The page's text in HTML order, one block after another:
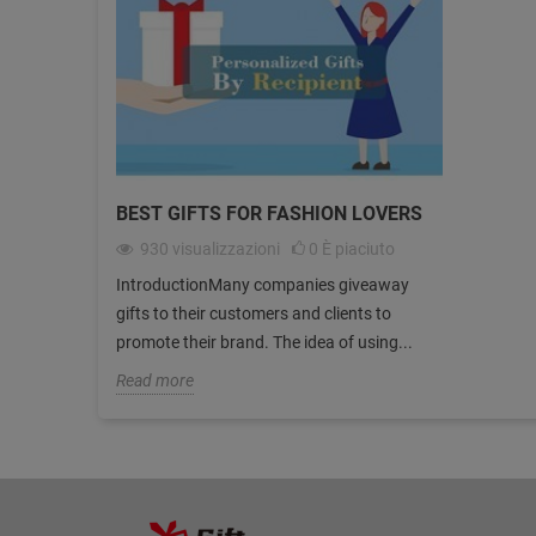
BEST GIFTS FOR FASHION LOVERS
930 visualizzazioni 0 È piaciuto
IntroductionMany companies giveaway
gifts to their customers and clients to
promote their brand. The idea of using...
Read more